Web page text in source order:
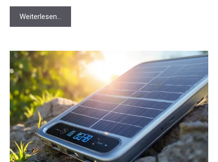
Weiterlesen…